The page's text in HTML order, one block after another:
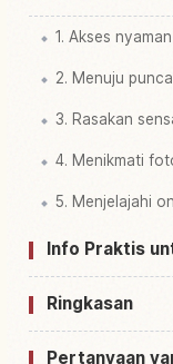
1. Akses
2. Menuju
3. Rasakan
4. Menikmati
5. Menjelajahi
Info Praktis
Ringkasan
Pertanyaan